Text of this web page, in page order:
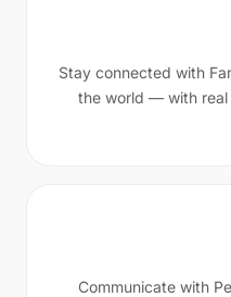
Stay connected with
the world — with real
Communicate with